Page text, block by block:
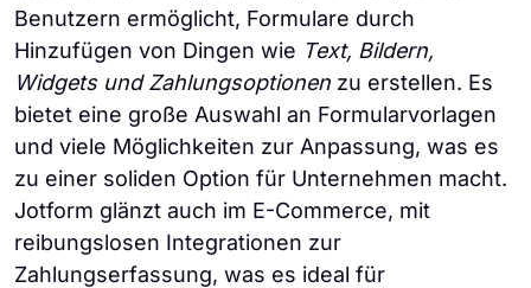
Benutzern ermöglicht, Formulare durch
Hinzufügen von Dingen wie Text, Bildern,
Widgets und Zahlungsoptionen zu erstellen. Es
bietet eine große Auswahl an Formularvorlagen
und viele Möglichkeiten zur Anpassung, was es
zu einer soliden Option für Unternehmen macht.
Jotform glänzt auch im E-Commerce, mit
reibungslosen Integrationen zur
Zahlungserfassung, was es ideal für